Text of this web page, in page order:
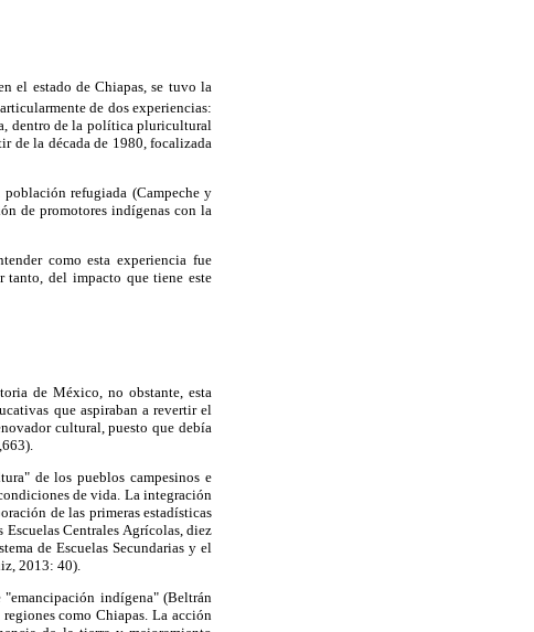
el estado de Chiapas, se tuvo la
de dos experiencias:
dentro de la política pluricultural
de la década de 1980, focalizada
refugiada (Campeche y
de promotores indígenas con la
como esta experiencia fue
tanto, del impacto que tiene este
de México, no obstante, esta
que aspiraban a revertir el
cultural, puesto que debía
de los pueblos campesinos e
de vida. La integración
de las primeras estadísticas
Centrales Agrícolas, diez
de Escuelas Secundarias y el
2013: 40).
"emancipación indígena" (Beltrán
como Chiapas. La acción